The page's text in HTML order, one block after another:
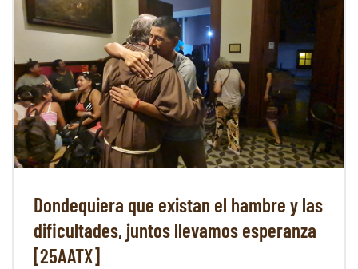
Dondequiera que existan el hambre y las
dificultades, juntos llevamos esperanza
[25AATX]